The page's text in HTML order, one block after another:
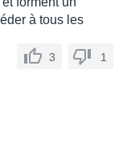
à tous les
3 1